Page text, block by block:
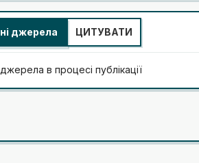
джерела ЦИТУВАТИ
в процесі публікації